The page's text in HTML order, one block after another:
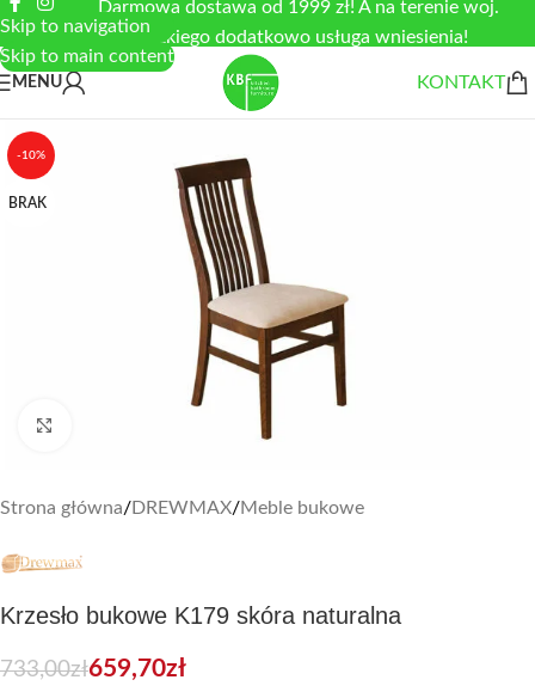
Skip to navigation
Skip to main content
Darmowa dostawa od 1999 zł! A na terenie woj.
łódzkiego dodatkowo usługa wniesienia!
MENU KONTAKT
-10%
BRAK
Strona główna/DREWMAX/Meble bukowe
Krzesło bukowe K179 skóra naturalna
733,00zł659,70zł